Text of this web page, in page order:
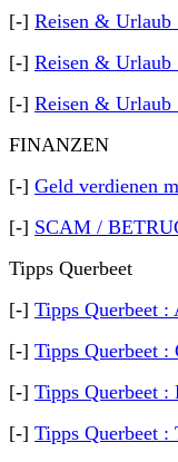
[-] Reisen & Urlaub
[-] Reisen & Urlaub
[-] Reisen & Urlaub
FINANZEN
[-] Geld verdienen
[-] SCAM /
Tipps Querbeet
[-] Tipps Querbeet :
[-] Tipps Querbeet :
[-] Tipps Querbeet :
[-] Tipps Querbeet :